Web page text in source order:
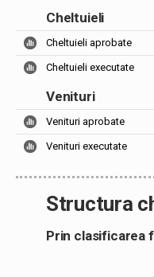
Cheltuieli
Cheltuieli aprobate
Cheltuieli executate
Venituri
Venituri aprobate
Venituri executate
Structura
Prin clasificarea